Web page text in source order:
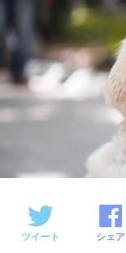
ツイート シェア